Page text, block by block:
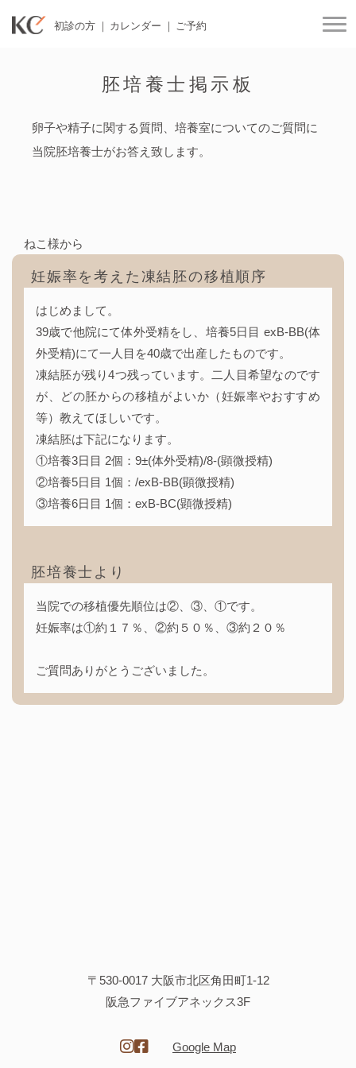
初診の方 カレンダー ご予約
胚培養士掲示板
卵子や精子に関する質問、培養室についてのご質問に
当院胚培養士がお答え致します。
ねこ様から
妊娠率を考えた凍結胚の移植順序
はじめまして。
39歳で他院にて体外受精をし、培養5日目 exB-BB(体
外受精)にて一人目を40歳で出産したものです。
凍結胚が残り4つ残っています。二人目希望なのです
が、どの胚からの移植がよいか（妊娠率やおすすめ
等）教えてほしいです。
凍結胚は下記になります。
①培養3日目 2個：9±(体外受精)/8-(顕微授精)
②培養5日目 1個：/exB-BB(顕微授精)
③培養6日目 1個：exB-BC(顕微授精)
胚培養士より
当院での移植優先順位は②、③、①です。
妊娠率は①約１７％、②約５０％、③約２０％
ご質問ありがとうございました。
〒530-0017 大阪市北区角田町1-12
阪急ファイブアネックス3F
Google Map